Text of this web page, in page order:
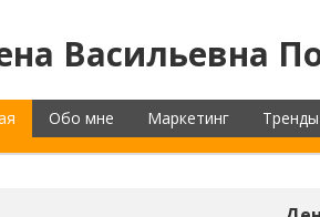
Васильевна
Обо мне Маркетинг Тренды